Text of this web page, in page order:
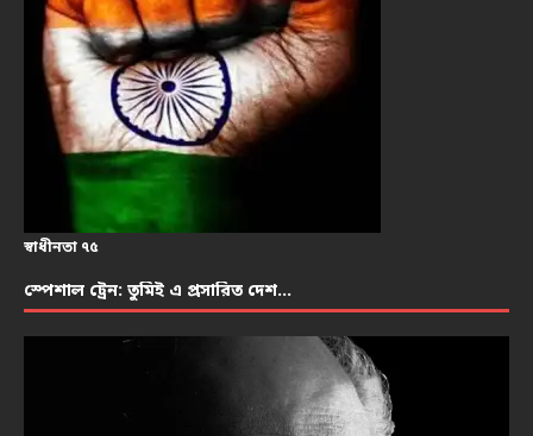
স্বাধীনতা ৭৫
স্পেশাল ট্রেন: তুমিই এ প্রসারিত দেশ…